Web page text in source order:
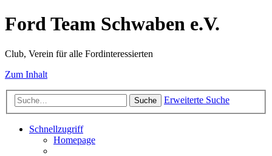
Ford Team Schwaben e.V.
Club, Verein für alle Fordinteressierten
Zum Inhalt
Suche Erweiterte Suche
Schnellzugriff
Homepage